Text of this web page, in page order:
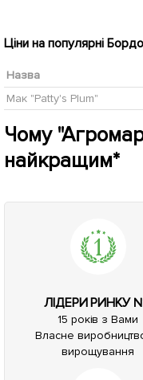
Ціни на популярні
Назва
Мак "Patty's Plum"
Чому
найкращим*
ЛІДЕРИ РИНКУ
15 років з Вами
Власне
вирощування